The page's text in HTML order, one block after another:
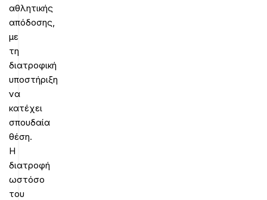
αθλητικής
απόδοσης,
με
τη
διατροφική
υποστήριξη
να
κατέχει
σπουδαία
θέση.
Η
διατροφή
ωστόσο
του